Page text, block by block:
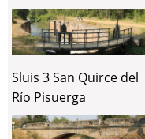
Sluis 3 San Quirce del
Río Pisuerga